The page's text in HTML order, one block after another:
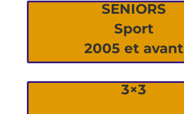
SENIORS
Sport
2005 et avant
3×3